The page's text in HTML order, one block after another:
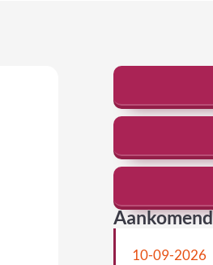
10-09-2026